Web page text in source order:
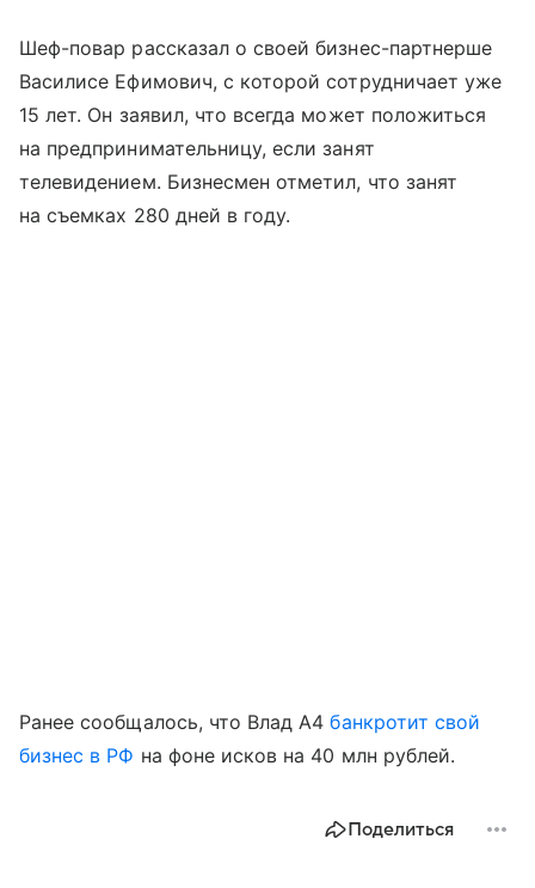
Шеф-повар рассказал о своей бизнес-партнерше
Василисе Ефимович, с которой сотрудничает уже
15 лет. Он заявил, что всегда может положиться
на предпринимательницу, если занят
телевидением. Бизнесмен отметил, что занят
на съемках 280 дней в году.
Ранее сообщалось, что Влад A4банкротит свой
бизнес в РФ на фоне исков на 40 млн рублей.
Поделиться